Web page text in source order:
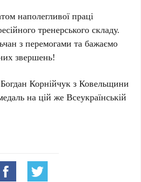
наполегливої праці
тренерського складу.
з перемогами та бажаємо
звершень!
Корнійчук з Ковельщини
на цій же Всеукраїнській